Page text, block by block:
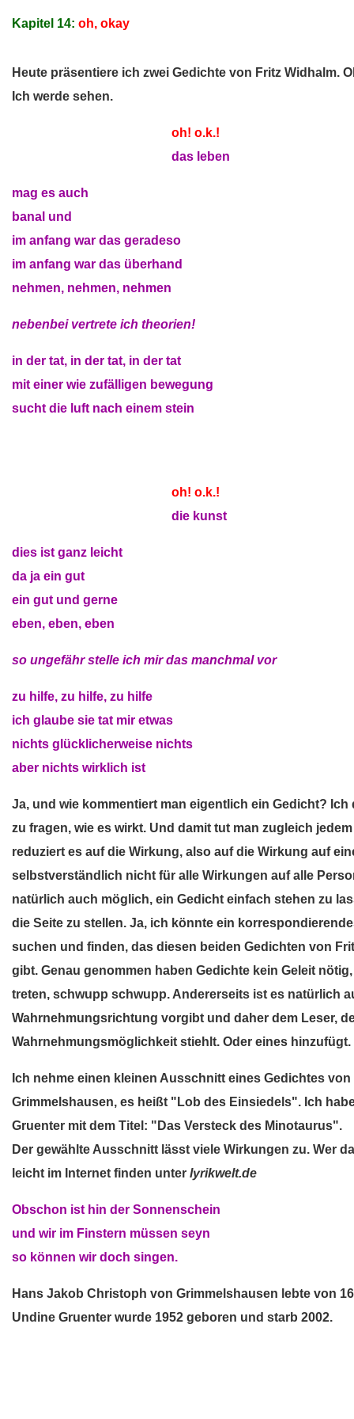
Kapitel 14: oh, okay
Heute präsentiere ich zwei Gedichte von Fritz Widhalm.
Ich werde sehen.
oh! o.k.!
das leben
mag es auch
banal und
im anfang war das geradeso
im anfang war das überhand
nehmen, nehmen, nehmen
nebenbei vertrete ich theorien!
in der tat, in der tat, in der tat
mit einer wie zufälligen bewegung
sucht die luft nach einem stein
oh! o.k.!
die kunst
dies ist ganz leicht
da ja ein gut
ein gut und gerne
eben, eben, eben
so ungefähr stelle ich mir das manchmal vor
zu hilfe, zu hilfe, zu hilfe
ich glaube sie tat mir etwas
nichts glücklicherweise nichts
aber nichts wirklich ist
Ja, und wie kommentiert man eigentlich ein Gedicht?
zu fragen, wie es wirkt. Und damit tut man zugleich
reduziert es auf die Wirkung, also auf die Wirkung auf
selbstverständlich nicht für alle Wirkungen auf alle
natürlich auch möglich, ein Gedicht einfach stehen zu
die Seite zu stellen. Ja, ich könnte ein
suchen und finden, das diesen beiden Gedichten von
gibt. Genau genommen haben Gedichte kein Geleit
treten, schwupp schwupp. Andererseits ist es natürlich
Wahrnehmungsrichtung vorgibt und daher dem Leser,
Wahrnehmungsmöglichkeit stiehlt. Oder eines hinzufügt.
Ich nehme einen kleinen Ausschnitt eines Gedichtes
Grimmelshausen, es heißt "Lob des Einsiedels". Ich
Gruenter mit dem Titel: "Das Versteck des Minotaurus".
Der gewählte Ausschnitt lässt viele Wirkungen zu. Wer
leicht im Internet finden unter lyrikwelt.de
Obschon ist hin der Sonnenschein
und wir im Finstern müssen seyn
so können wir doch singen.
Hans Jakob Christoph von Grimmelshausen lebte von
Undine Gruenter wurde 1952 geboren und starb 2002.